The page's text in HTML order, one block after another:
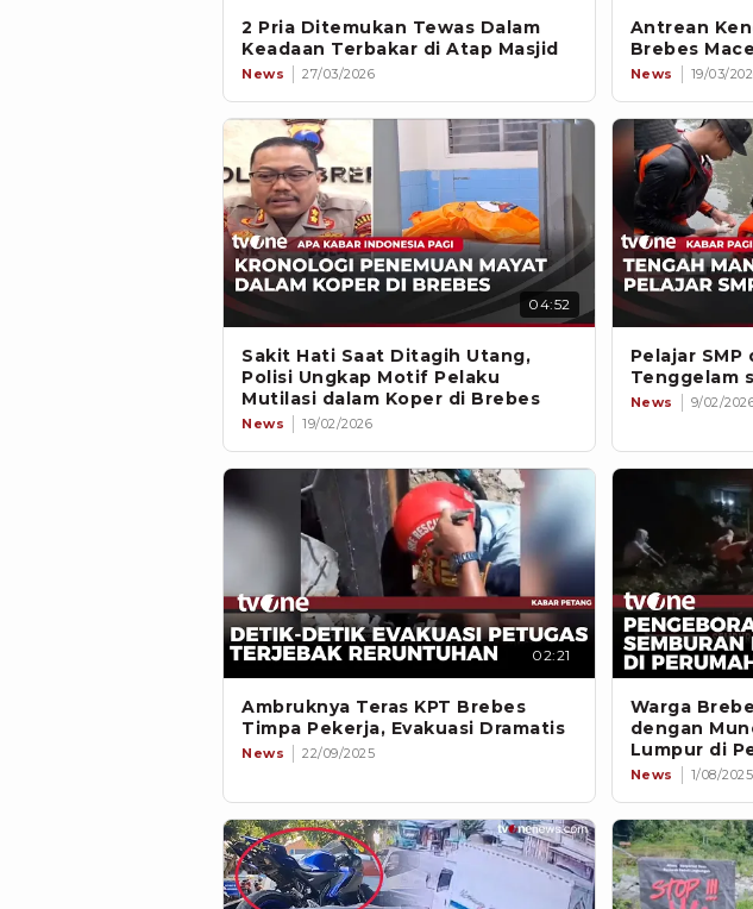
2 Pria Ditemukan Tewas Dalam
Keadaan Terbakar di Atap Masjid
News 27/03/2026
Antrean
Brebes
News 19/03/
04:52
Sakit Hati Saat Ditagih Utang,
Polisi Ungkap Motif Pelaku
Mutilasi dalam Koper di Brebes
News 19/02/2026
Pelajar
Tenggelam
News 9/02/
02:21
Ambruknya Teras KPT Brebes
Timpa Pekerja, Evakuasi Dramatis
News 22/09/2025
Warga
dengan
Lumpur di
News 1/08/2025